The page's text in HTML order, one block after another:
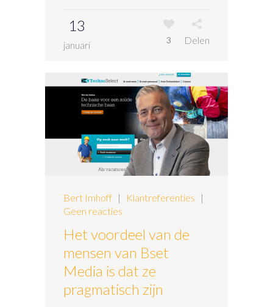
13
januari 3 Delen
Bert Imhoff | Klantreferenties |
Geen reacties
Het voordeel van de
mensen van Bset
Media is dat ze
pragmatisch zijn